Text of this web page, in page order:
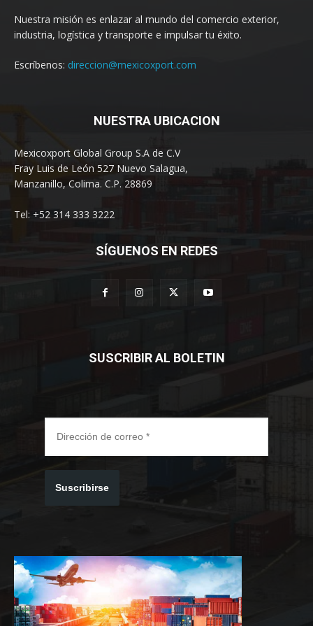
Nuestra misión es enlazar al mundo del comercio exterior,
industria, logística y transporte e impulsar tu éxito.
Escríbenos: direccion@mexicoxport.com
NUESTRA UBICACION
Mexicoxport Global Group S.A de C.V
Fray Luis de León 527 Nuevo Salagua,
Manzanillo, Colima. C.P. 28869
Tel: +52 314 333 3222
SÍGUENOS EN REDES
SUSCRIBIR AL BOLETIN
Suscribirse